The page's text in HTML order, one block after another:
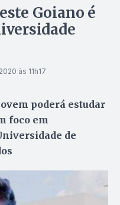
Goiano é
às 11h17
poderá estudar
foco em
de